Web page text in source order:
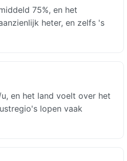
75%, en het
heter, en zelfs 's
en het land voelt over het
lopen vaak